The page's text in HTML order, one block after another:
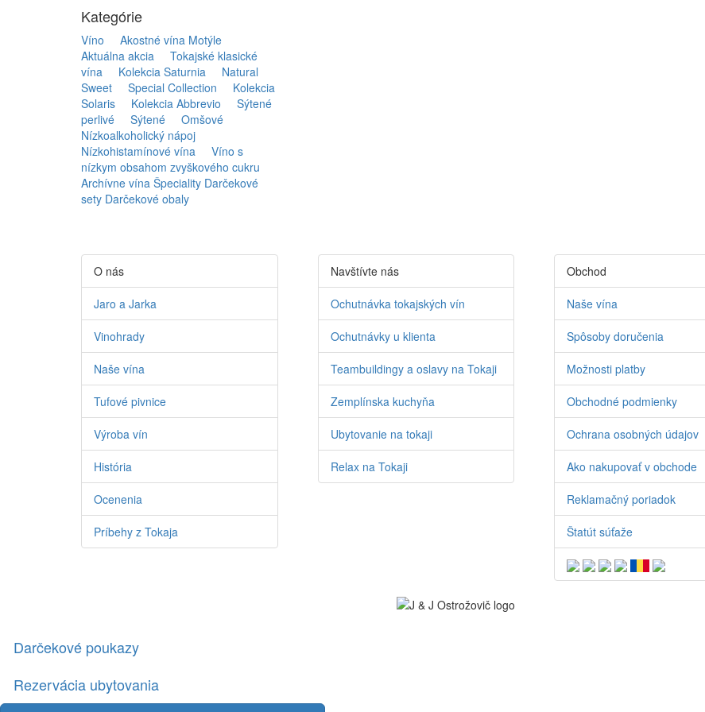
Kategórie
Víno
Akostné vína Motýle
Aktuálna akcia
Tokajské klasické
vína
Kolekcia Saturnia
Natural
Sweet
Special Collection
Kolekcia
Solaris
Kolekcia Abbrevio
Sýtené
perlivé
Sýtené
Omšové
Nízkoalkoholický nápoj
Nízkohistamínové vína
Víno s
nízkym obsahom zvyškového cukru
Archívne vína Špeciality Darčekové
sety Darčekové obaly
O nás
Jaro a Jarka
Vinohrady
Naše vína
Tufové pivnice
Výroba vín
História
Ocenenia
Príbehy z Tokaja
Navštívte nás
Ochutnávka tokajských vín
Ochutnávky u klienta
Teambuildingy a oslavy na Tokaji
Zemplínska kuchyňa
Ubytovanie na tokaji
Relax na Tokaji
Obchod
Naše vína
Spôsoby doručenia
Možnosti platby
Obchodné podmienky
Ochrana osobných údajov
Ako nakupovať v obchode
Reklamačný poriadok
Štatút súťaže
Darčekové poukazy
Rezervácia ubytovania